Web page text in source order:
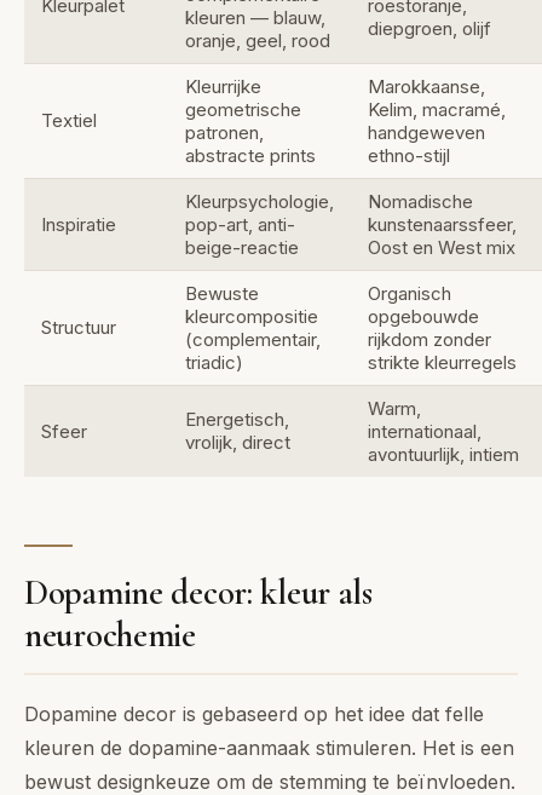
Kleurpalet
kleuren — blauw,
oranje, geel, rood
roestoranje,
diepgroen, olijf
Textiel
Kleurrijke
geometrische
patronen,
abstracte prints
Marokkaanse,
Kelim, macramé,
handgeweven
ethno-stijl
Inspiratie
Kleurpsychologie,
pop-art, anti-
beige-reactie
Nomadische
kunstenaarssfeer,
Oost en West mix
Structuur
Bewuste
kleurcompositie
(complementair,
triadic)
Organisch
opgebouwde
rijkdom zonder
strikte kleurregels
Sfeer
Energetisch,
vrolijk, direct
Warm,
internationaal,
avontuurlijk, intiem
Dopamine decor: kleur als
neurochemie
Dopamine decor is gebaseerd op het idee dat felle
kleuren de dopamine-aanmaak stimuleren. Het is een
bewust designkeuze om de stemming te beïnvloeden.